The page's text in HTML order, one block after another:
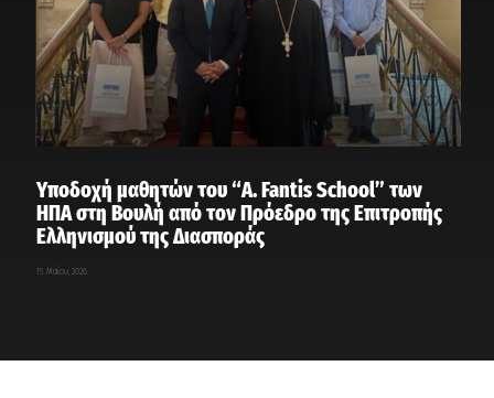
Υποδοχή μαθητών του “A. Fantis School” των
ΗΠΑ στη Βουλή από τον Πρόεδρο της Επιτροπής
Ελληνισμού της Διασποράς
15 Μαΐου, 2026